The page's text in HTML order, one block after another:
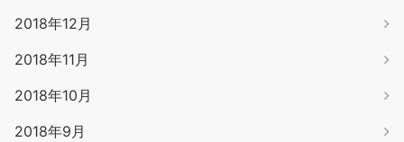
2018年12月
2018年11月
2018年10月
2018年9月